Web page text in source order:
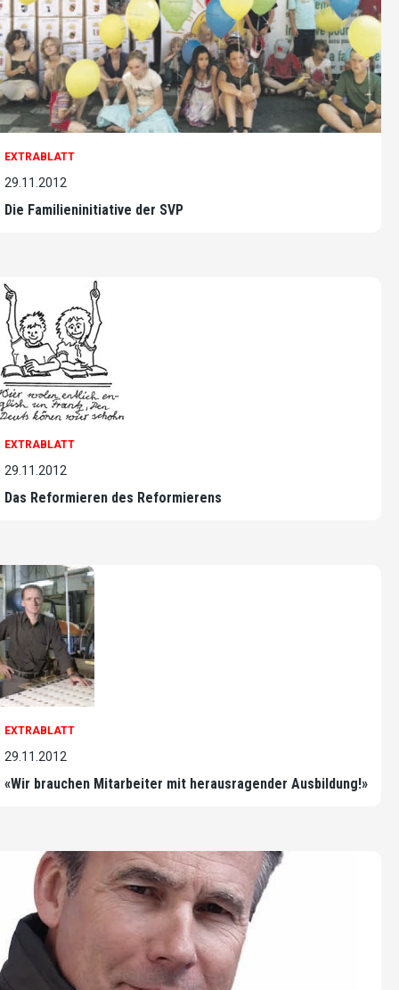
EXTRABLATT
29.11.2012
Die Familieninitiative der SVP
EXTRABLATT
29.11.2012
Das Reformieren des Reformierens
EXTRABLATT
29.11.2012
«Wir brauchen Mitarbeiter mit herausragender Ausbildung!»